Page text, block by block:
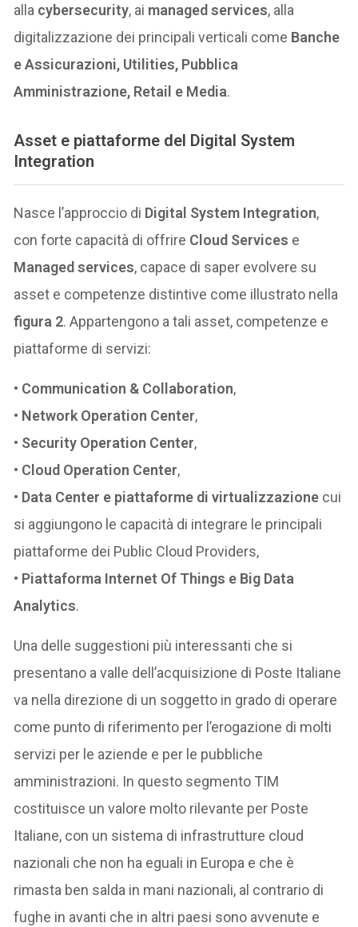
alla cybersecurity, ai managed services, alla
digitalizzazione dei principali verticali come Banche
e Assicurazioni, Utilities, Pubblica
Amministrazione, Retail e Media.
Asset e piattaforme del Digital System
Integration
Nasce l’approccio di Digital System Integration,
con forte capacità di offrire Cloud Services e
Managed services, capace di saper evolvere su
asset e competenze distintive come illustrato nella
figura 2. Appartengono a tali asset, competenze e
piattaforme di servizi:
• Communication & Collaboration,
• Network Operation Center,
• Security Operation Center,
• Cloud Operation Center,
• Data Center e piattaforme di virtualizzazione cui
si aggiungono le capacità di integrare le principali
piattaforme dei Public Cloud Providers,
• Piattaforma Internet Of Things e Big Data
Analytics.
Una delle suggestioni più interessanti che si
presentano a valle dell’acquisizione di Poste Italiane
va nella direzione di un soggetto in grado di operare
come punto di riferimento per l’erogazione di molti
servizi per le aziende e per le pubbliche
amministrazioni. In questo segmento TIM
costituisce un valore molto rilevante per Poste
Italiane, con un sistema di infrastrutture cloud
nazionali che non ha eguali in Europa e che è
rimasta ben salda in mani nazionali, al contrario di
fughe in avanti che in altri paesi sono avvenute e